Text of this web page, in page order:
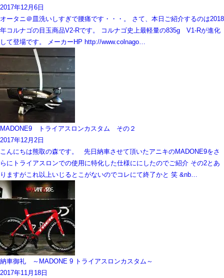
2017年12月6日
オータニ＠皿洗いしすぎで腰痛です・・・。 さて、本日ご紹介するのは2018
年コルナゴの目玉商品V2-Rです。 コルナゴ史上最軽量の835g V1-Rが進化
して登場です。 メーカーHP http://www.colnago…
MADONE9 トライアスロンカスタム その２
2017年12月2日
こんにちは熊取の森です。 先日納車させて頂いたアニキのMADONE9をさ
らにトライアスロンでの使用に特化した仕様ににしたのでご紹介 その2とあ
りますがこれ以上いじるとこがないのでコレにて終了かと 笑 &nb…
納車御礼 ～MADONE 9 トライアスロンカスタム～
2017年11月18日